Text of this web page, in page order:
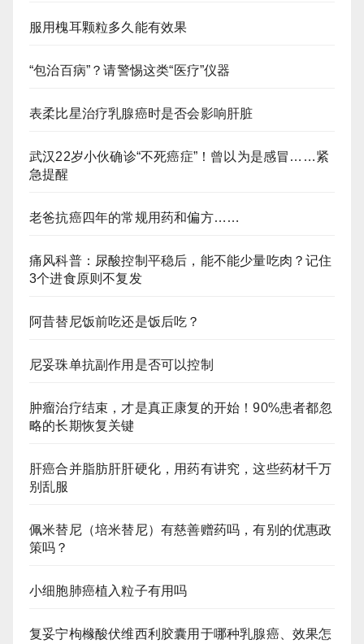
服用槐耳颗粒多久能有效果
“包治百病”？请警惕这类“医疗”仪器
表柔比星治疗乳腺癌时是否会影响肝脏
武汉22岁小伙确诊“不死癌症”！曾以为是感冒……紧
急提醒
老爸抗癌四年的常规用药和偏方……
痛风科普：尿酸控制平稳后，能不能少量吃肉？记住
3个进食原则不复发
阿昔替尼饭前吃还是饭后吃？
尼妥珠单抗副作用是否可以控制
肿瘤治疗结束，才是真正康复的开始！90%患者都忽
略的长期恢复关键
肝癌合并脂肪肝肝硬化，用药有讲究，这些药材千万
别乱服
佩米替尼（培米替尼）有慈善赠药吗，有别的优惠政
策吗？
小细胞肺癌植入粒子有用吗
复妥宁枸橼酸伏维西利胶囊用于哪种乳腺癌、效果怎